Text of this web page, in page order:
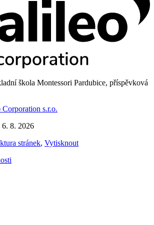
škola Montessori Pardubice, příspěvková
s.r.o.
6. 8. 2026
stránek, Vytisknout